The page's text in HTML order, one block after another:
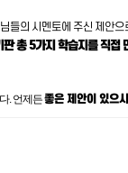
들의 시멘토에 주신 제안
5가지 학습지를 직접
. 언제든좋은 제안이 있으